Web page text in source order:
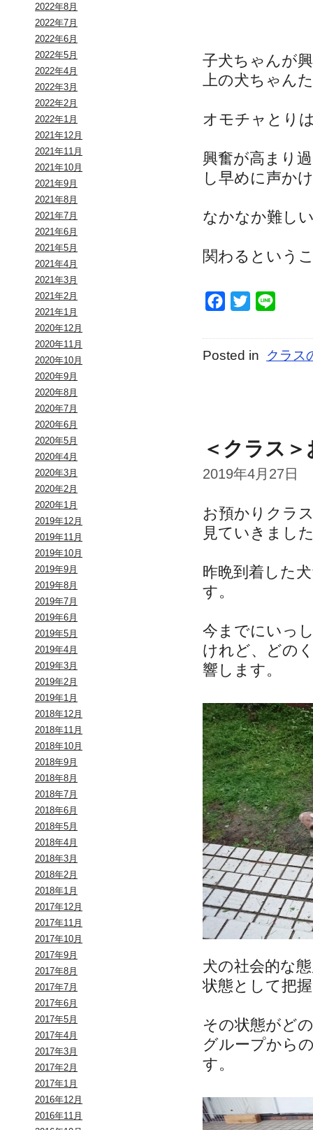
2022年8月
2022年7月
2022年6月
2022年5月
2022年4月
2022年3月
2022年2月
2022年1月
2021年12月
2021年11月
2021年10月
2021年9月
2021年8月
2021年7月
2021年6月
2021年5月
2021年4月
2021年3月
2021年2月
2021年1月
2020年12月
2020年11月
2020年10月
2020年9月
2020年8月
2020年7月
2020年6月
2020年5月
2020年4月
2020年3月
2020年2月
2020年1月
2019年12月
2019年11月
2019年10月
2019年9月
2019年8月
2019年7月
2019年6月
2019年5月
2019年4月
2019年3月
2019年2月
2019年1月
2018年12月
2018年11月
2018年10月
2018年9月
2018年8月
2018年7月
2018年6月
2018年5月
2018年4月
2018年3月
2018年2月
2018年1月
2017年12月
2017年11月
2017年10月
2017年9月
2017年8月
2017年7月
2017年6月
2017年5月
2017年4月
2017年3月
2017年2月
2017年1月
2016年12月
2016年11月
子犬ちゃんが
上の犬ちゃん
オモチャとり
興奮が高まり
し早めに声か
なかなか難し
関わるという
Facebook
Twitter
Posted in クラス
＜クラス
2019年4月27日
お預かりクラ
見ていきまし
昨晩到着した
す。
今までにいっ
けれど、どの
響します。
犬の社会的な
状態として把
その状態がど
グループから
す。